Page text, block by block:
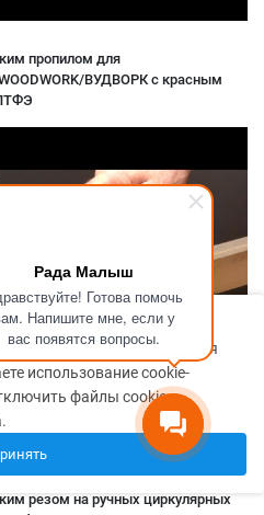
Рада Малыш
Готова помочь
Напишите мне, если у
вас появятся вопросы.
пропилом для
ВУДВОРК с красным
резом на ручных циркулярных
его взаимодействия с
файлы cookie. Продолжая
использование cookie-
файлы cookie в